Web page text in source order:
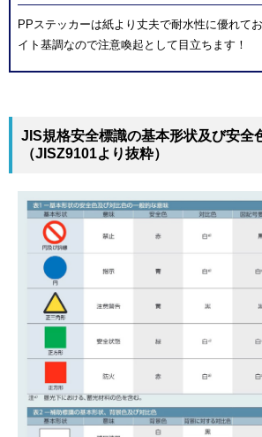
PPステッカーは紙より丈夫で耐水性に優れて
イト基調なので注意喚起として目立ちます！
JIS規格安全標識の基本形状及び安全
（JISZ9101より抜粋）